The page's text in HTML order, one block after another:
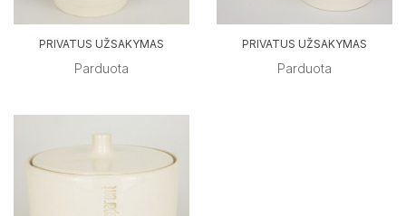
PRIVATUS UŽSAKYMAS
Parduota
PRIVATUS UŽSAKYMAS
Parduota